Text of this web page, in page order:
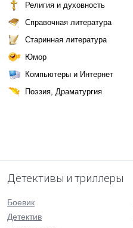
Религия и духовность
Справочная литература
Старинная литература
Юмор
Компьютеры и Интернет
Поэзия, Драматургия
Детективы и триллеры
Боевик
Детектив